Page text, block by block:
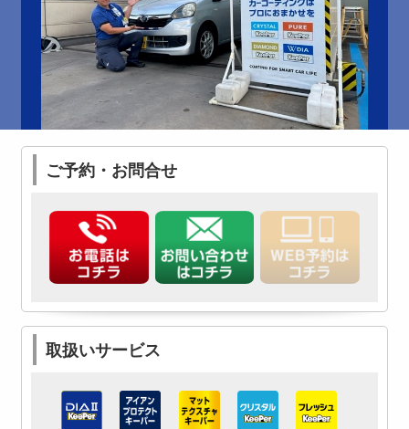
ご予約・お問合せ
取扱いサービス